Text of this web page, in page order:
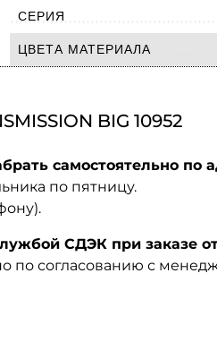
СЕРИЯ
ЦВЕТА МАТЕРИАЛА
BIG 10952
самостоятельно по
по пятницу.
СДЭК при заказе
по согласованию с